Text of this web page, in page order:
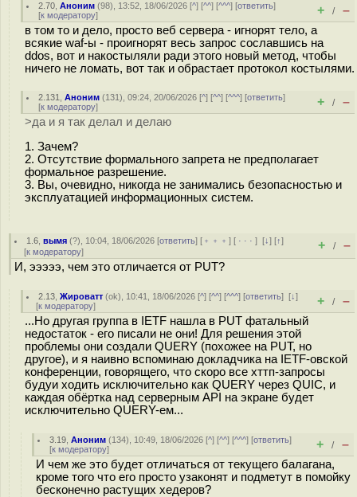
2.70 ,Аноним (98), 13:52, 18/06/2026 [^] [^^] [^^^] [ответить]
[к модератору] + / –
в том то и дело, просто веб сервера - игнорят тело, а
всякие waf-ы - проигнорят весь запрос сославшись на
ddos, вот и накостыляли ради этого новый метод, чтобы
ничего не ломать, вот так и обрастает протокол костылями.
2.131 ,Аноним (131), 09:24, 20/06/2026 [^] [^^] [^^^] [ответить]
[к модератору] + / –
>да и я так делал и делаю
1. Зачем?
2. Отсутствие формального запрета не предполагает
формальное разрешение.
3. Вы, очевидно, никогда не занимались безопасностью и
эксплуатацией информационных систем.
1.6 ,вымя (?), 10:04, 18/06/2026 [ответить] [ ﹢﹢﹢] [ · · ·][↓] [↑]
[к модератору] + / –
И, эээээ, чем это отличается от PUT?
2.13 ,Жироватт (ok), 10:41, 18/06/2026 [^] [^^] [^^^] [ответить][↓]
[к модератору] + / –
...Но другая группа в IETF нашла в PUT фатальный
недостаток - его писали не они! Для решения этой
проблемы они создали QUERY (похожее на PUT, но
другое), и я наивно вспоминаю докладчика на IETF-овской
конференции, говорящего, что скоро все хттп-запросы
будуи ходить исключительно как QUERY через QUIC, и
каждая обёртка над серверным API на экране будет
исключительно QUERY-ем...
3.19 ,Аноним (134), 10:49, 18/06/2026 [^] [^^] [^^^] [ответить]
[к модератору] + / –
И чем же это будет отличаться от текущего балагана,
кроме того что его просто узаконят и подметут в помойку
бесконечно растущих хедеров?